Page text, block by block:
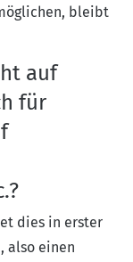
bleibt
auf
für
dies in erster
also einen